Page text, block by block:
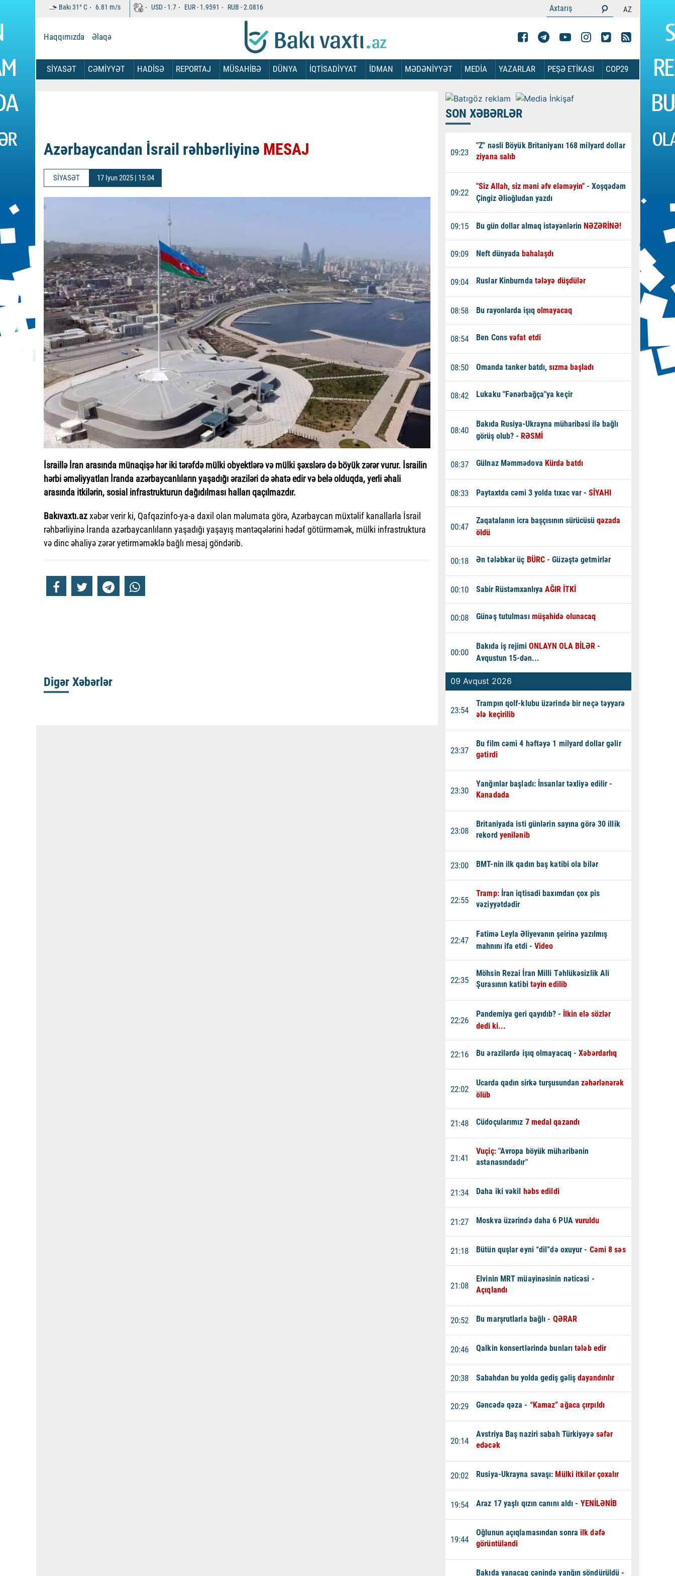
Bakı31°C 6.81 m/s USD -1.7 EUR -1.9591 RUB -2.0816 AZ
Haqqımızda Əlaqə
SİYASƏT CƏMİYYƏT HADİSƏ REPORTAJ MÜSAHİBƏ DÜNYA İQTİSADİYYAT İDMAN MƏDƏNİYYƏT MEDİA YAZARLAR PEŞƏ ETİKASI COP29
Azərbaycandan İsrail rəhbərliyinə MESAJ
SİYASƏT 17 Iyun 2025 | 15:04
İsraillə İran arasında münaqişə hər iki tərəfdə mülki obyektlərə və mülki şəxslərə də böyük zərər vurur. İsrailin
hərbi əməliyyatları İranda azərbaycanlıların yaşadığı əraziləri də əhatə edir və belə olduqda, yerli əhali
arasında itkilərin, sosial infrastrukturun dağıdılması halları qaçılmazdır.
Bakıvaxtı.azxəbər verir ki, Qafqazinfo-ya-a daxil olan məlumata görə, Azərbaycan müxtəlif kanallarla İsrail
rəhbərliyinə İranda azərbaycanlıların yaşadığı yaşayış məntəqələrini hədəf götürməmək, mülki infrastruktura
və dinc əhaliyə zərər yetirməməklə bağlı mesaj göndərib.
Digər Xəbərlər
SON XƏBƏRLƏR
09:23
"Z" nəsli Böyük Britaniyanı 168 milyard dollar
ziyana salıb
09:22
"Siz Allah, siz məni əfv eləməyin" - Xoşqədəm
Çingiz Əlioğludan yazdı
09:15 Bu gün dollar almaq istəyənlərin NƏZƏRİNƏ!
09:09 Neft dünyadabahalaşdı
09:04 Ruslar Kinburnda tələyə düşdülər
08:58 Bu rayonlarda işıqolmayacaq
08:54 Ben Consvəfat etdi
08:50 Omanda tanker batdı, sızma başladı
08:42 Lukaku "Fənərbağça"ya keçir
08:40
Bakıda Rusiya-Ukrayna müharibəsi ilə bağlı
görüş olub? - RƏSMİ
08:37 Gülnaz Məmmədova Kürdə batdı
08:33 Paytaxtda cəmi 3 yolda tıxac var -SİYAHI
00:47
Zaqatalanın icra başçısının sürücüsüqəzada
öldü
00:18 Ən tələbkar üç BÜRC - Güzəştə getmirlər
00:10 Sabir RüstəmxanlıyaAĞIR İTKİ
00:08 Günəş tutulması müşahidə olunacaq
00:00
Bakıda iş rejimiONLAYN OLA BİLƏR -
Avqustun 15-dən...
09 Avqust 2026
23:54
Trampın qolf-klubu üzərində bir neçə təyyarə
ələ keçirilib
23:37
Bu film cəmi 4 həftəyə 1 milyard dollar gəlir
gətirdi
23:30
Yanğınlar başladı: İnsanlar təxliyə edilir -
Kanadada
23:08
Britaniyada isti günlərin sayına görə 30 illik
rekord yenilənib
23:00 BMT-nin ilk qadın baş katibi ola bilər
22:55
Tramp:İran iqtisadi baxımdan çox pis
vəziyyətdədir
22:47
Fatimə Leyla Əliyevanın şeirinə yazılmış
mahnını ifa etdi -Video
22:35
Möhsin Rezai İran Milli Təhlükəsizlik Ali
Şurasının katibi təyin edilib
22:26
Pandemiya geri qayıdıb? - İlkin elə sözlər
dedi ki...
22:16 Bu ərazilərdə işıq olmayacaq -Xəbərdarlıq
22:02
Ucarda qadın sirkə turşusundanzəhərlənərək
ölüb
21:48 Cüdoçularımız 7 medal qazandı
21:41
Vuçiç:"Avropa böyük müharibənin
astanasındadır"
21:34 Daha iki vəkil həbs edildi
21:27 Moskva üzərində daha 6 PUA vuruldu
21:18 Bütün quşlar eyni “dil”də oxuyur - Cəmi 8 səs
21:08
Elvinin MRT müayinəsinin nəticəsi -
Açıqlandı
20:52 Bu marşrutlarla bağlı - QƏRAR
20:46 Qalkin konsertlərində bunlarıtələb edir
20:38 Sabahdan bu yolda gediş gəlişdayandırılır
20:29 Gəncədə qəza - “Kamaz” ağaca çırpıldı
20:14
Avstriya Baş naziri sabah Türkiyəyə səfər
edəcək
20:02 Rusiya-Ukrayna savaşı: Mülki itkilər çoxalır
19:54 Araz 17 yaşlı qızın canını aldı - YENİLƏNİB
19:44
Oğlunun açıqlamasından sonra ilk dəfə
görüntüləndi
Bakıda yanacaq çənində yanğın söndürüldü -